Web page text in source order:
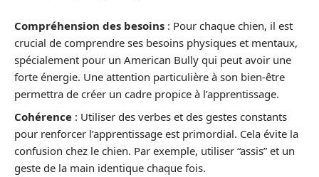
Compréhension des besoins : Pour chaque chien, il est
crucial de comprendre ses besoins physiques et mentaux,
spécialement pour un American Bully qui peut avoir une
forte énergie. Une attention particulière à son bien-être
permettra de créer un cadre propice à l’apprentissage.
Cohérence : Utiliser des verbes et des gestes constants
pour renforcer l’apprentissage est primordial. Cela évite la
confusion chez le chien. Par exemple, utiliser “assis” et un
geste de la main identique chaque fois.